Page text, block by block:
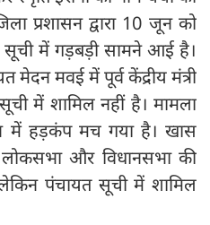
प्रशासन द्वारा 10 जून को
सूची में गड़बड़ी सामने आई है।
मेदन मवई में पूर्व केंद्रीय मंत्री
में शामिल नहीं है। मामला
में हड़कंप मच गया है। खास
और विधानसभा की
पंचायत सूची में शामिल